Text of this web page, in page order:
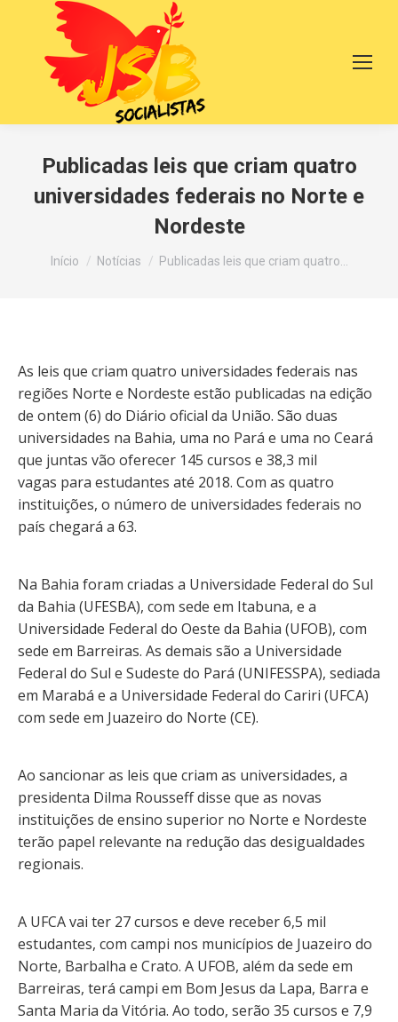
Publicadas leis que criam quatro
universidades federais no Norte e
Nordeste
Você está aqui:
Início Notícias Publicadas leis que criam quatro…
As leis que criam quatro universidades federais nas
regiões Norte e Nordeste estão publicadas na edição
de ontem (6) do Diário oficial da União. São duas
universidades na Bahia, uma no Pará e uma no Ceará
que juntas vão oferecer 145 cursos e 38,3 mil
vagas para estudantes até 2018. Com as quatro
instituições, o número de universidades federais no
país chegará a 63.
Na Bahia foram criadas a Universidade Federal do Sul
da Bahia (UFESBA), com sede em Itabuna, e a
Universidade Federal do Oeste da Bahia (UFOB), com
sede em Barreiras. As demais são a Universidade
Federal do Sul e Sudeste do Pará (UNIFESSPA), sediada
em Marabá e a Universidade Federal do Cariri (UFCA)
com sede em Juazeiro do Norte (CE).
Ao sancionar as leis que criam as universidades, a
presidenta Dilma Rousseff disse que as novas
instituições de ensino superior no Norte e Nordeste
terão papel relevante na redução das desigualdades
regionais.
A UFCA vai ter 27 cursos e deve receber 6,5 mil
estudantes, com campi nos municípios de Juazeiro do
Norte, Barbalha e Crato. A UFOB, além da sede em
Barreiras, terá campi em Bom Jesus da Lapa, Barra e
Santa Maria da Vitória. Ao todo, serão 35 cursos e 7,9